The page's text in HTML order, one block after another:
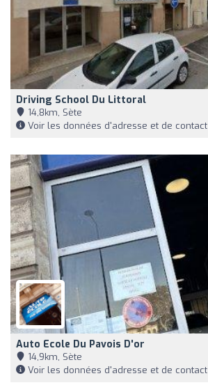
Driving School Du Littoral
14,8km, Sète
Voir les données d'adresse et de contact
Auto Ecole Du Pavois D'or
14,9km, Sète
Voir les données d'adresse et de contact